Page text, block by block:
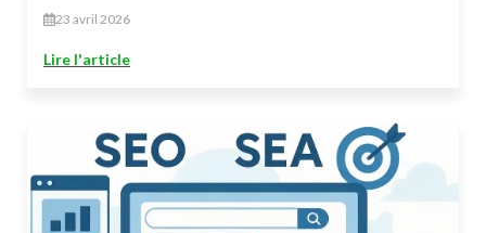
23 avril 2026
Lire l'article